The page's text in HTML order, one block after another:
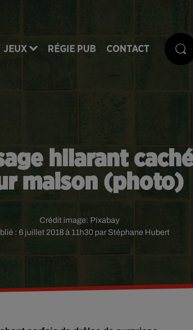
JEUX RÉGIE PUB CONTACT
hilarant
maison (photo)
: 6 juillet 2018 à 11h30 par Stéphane Hubert
Crédit image: Pixabay